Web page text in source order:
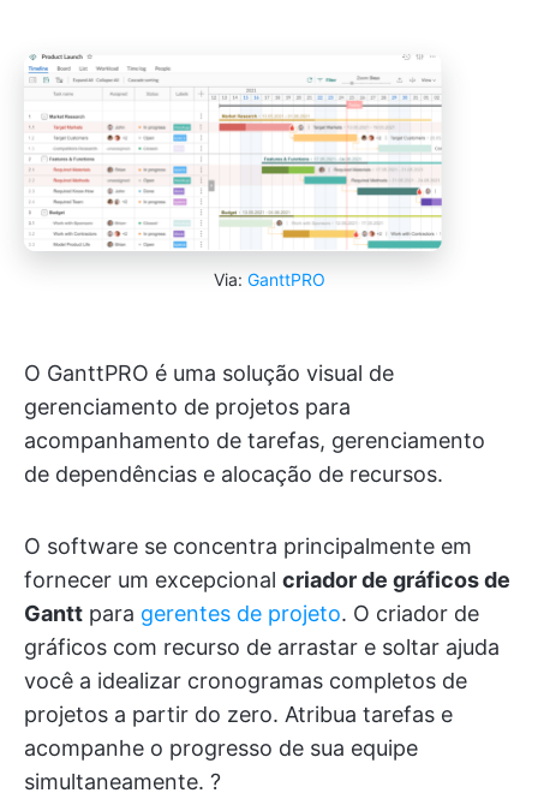
Via: GanttPRO
O GanttPRO é uma solução visual de
gerenciamento de projetos para
acompanhamento de tarefas, gerenciamento
de dependências e alocação de recursos.
O software se concentra principalmente em
fornecer um excepcional criador de gráficos de
Gantt para gerentes de projeto. O criador de
gráficos com recurso de arrastar e soltar ajuda
você a idealizar cronogramas completos de
projetos a partir do zero. Atribua tarefas e
acompanhe o progresso de sua equipe
simultaneamente. ?